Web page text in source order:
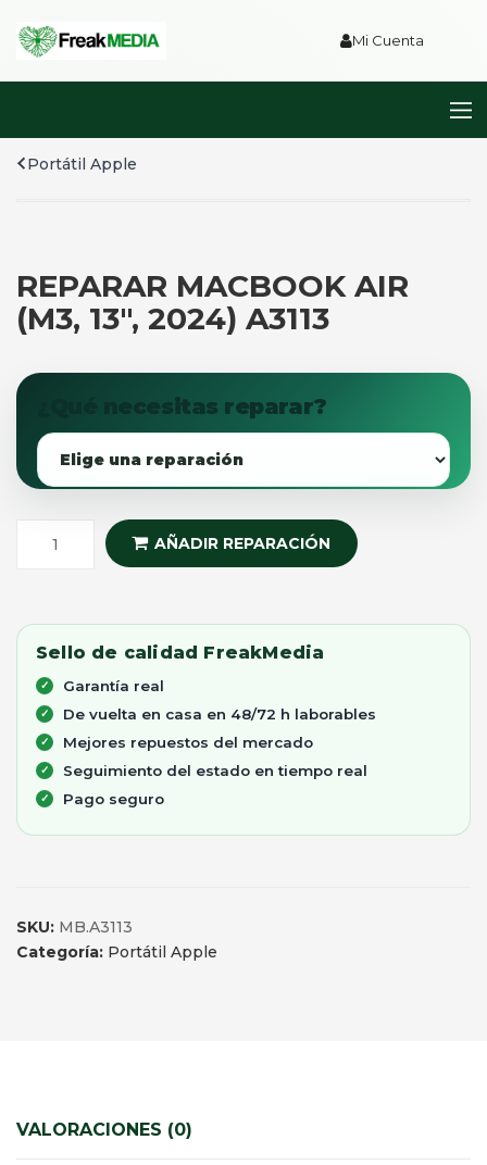
Mi Cuenta
Portátil Apple
REPARAR MACBOOK AIR
(M3, 13″, 2024) A3113
¿Qué necesitas reparar?
AÑADIR REPARACIÓN
Sello de calidad FreakMedia
Garantía real
De vuelta en casa en 48/72 h laborables
Mejores repuestos del mercado
Seguimiento del estado en tiempo real
Pago seguro
SKU: MB.A3113
Categoría: Portátil Apple
VALORACIONES (0)